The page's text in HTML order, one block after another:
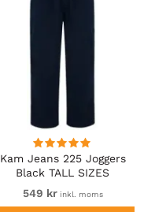
Kam Jeans 225 Joggers
Black TALL SIZES
549 krinkl. moms